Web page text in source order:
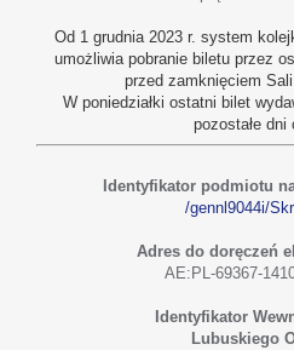
Od 1 grudnia 2023 r. system
umożliwia pobranie biletu przez
przed zamknięciem Sali
W poniedziałki ostatni bilet
pozostałe dni
Identyfikator podmiotu
/gennl9044i/
Adres do doręczeń
AE:PL-69367-
Identyfikator
Lubuskiego